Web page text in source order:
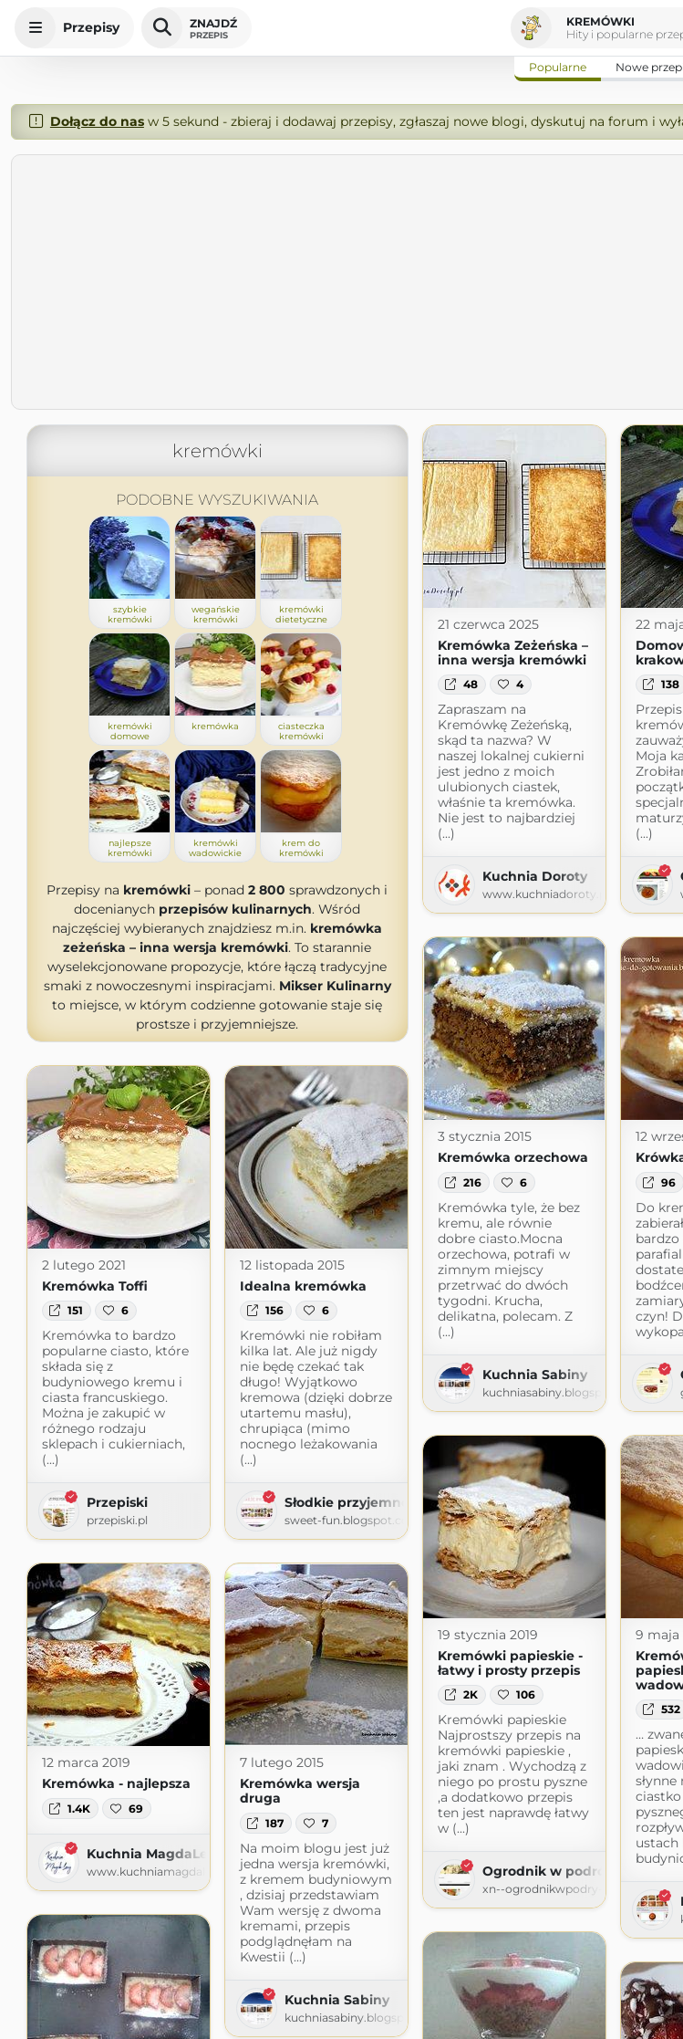
Przepisy ZNAJDŹ
PRZEPIS
KREMÓWKI
Hity i popularne
Popularne Nowe
Dołącz do nasw 5 sekund - zbieraj i dodawaj przepisy, zgłaszaj nowe blogi, dyskutuj na forum i
kremówki
PODOBNE WYSZUKIWANIA
szybkie
kremówki
wegańskie
kremówki
kremówki
dietetyczne
kremówki
domowe
kremówka
ciasteczka
kremówki
najlepsze
kremówki
kremówki
wadowickie
krem do
kremówki
Przepisy na kremówki – ponad 2 800 sprawdzonych i
docenianych przepisów kulinarnych. Wśród
najczęściej wybieranych znajdziesz m.in. kremówka
zeżeńska – inna wersja kremówki. To starannie
wyselekcjonowane propozycje, które łączą tradycyjne
smaki z nowoczesnymi inspiracjami. Mikser Kulinarny
to miejsce, w którym codzienne gotowanie staje się
prostsze i przyjemniejsze.
21 czerwca 2025
Kremówka Zeżeńska –
inna wersja kremówki
48 4
Zapraszam na
Kremówkę Zeżeńską,
skąd ta nazwa? W
naszej lokalnej cukierni
jest jedno z moich
ulubionych ciastek,
właśnie ta kremówka.
Nie jest to najbardziej
(...)
Kuchnia Doroty
www.kuchniadoroty.pl
22
138
Moja
(...)
3 stycznia 2015
Kremówka orzechowa
216 6
Kremówka tyle, że bez
kremu, ale równie
dobre ciasto.Mocna
orzechowa, potrafi w
zimnym miejscy
przetrwać do dwóch
tygodni. Krucha,
delikatna, polecam. Z
(...)
Kuchnia Sabiny
kuchniasabiny.blogspot.com
12
96
Do
bardzo
czyn!
2 lutego 2021
Kremówka Toffi
151 6
Kremówka to bardzo
popularne ciasto, które
składa się z
budyniowego kremu i
ciasta francuskiego.
Można je zakupić w
różnego rodzaju
sklepach i cukierniach,
(...)
Przepiski
przepiski.pl
12 listopada 2015
Idealna kremówka
156 6
Kremówki nie robiłam
kilka lat. Ale już nigdy
nie będę czekać tak
długo! Wyjątkowo
kremowa (dzięki dobrze
utartemu masłu),
chrupiąca (mimo
nocnego leżakowania
(...)
Słodkie przyjemności
sweet-fun.blogspot.com
19 stycznia 2019
Kremówki papieskie -
łatwy i prosty przepis
2K 106
Kremówki papieskie
Najprostszy przepis na
kremówki papieskie ,
jaki znam . Wychodzą z
niego po prostu pyszne
,a dodatkowo przepis
ten jest naprawdę łatwy
w (...)
Ogrodnik w podróży
xn--ogrodnikwpodry-xob60t.pl
9 maja
532
…
słynne
ciastko
ustach
12 marca 2019
Kremówka - najlepsza
1.4K 69
Kuchnia MagdaLeny
www.kuchniamagdaleny.pl
7 lutego 2015
Kremówka wersja
druga
187 7
Na moim blogu jest już
jedna wersja kremówki,
z kremem budyniowym
, dzisiaj przedstawiam
Wam wersję z dwoma
kremami, przepis
podglądnęłam na
Kwestii (...)
Kuchnia Sabiny
kuchniasabiny.blogspot.com